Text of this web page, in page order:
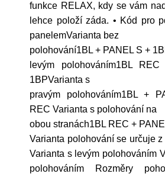
funkce RELAX, kdy se vám
lehce položí záda. • Kód pro
panelemVarianta bez
polohování1BL + PANEL S +
levým polohováním1BL
1BPVarianta s
pravým polohováním1BL +
REC Varianta s polohování na
obou stranách1BL REC +
Varianta polohování se určuje
Varianta s levým polohováním
polohováním Rozměry